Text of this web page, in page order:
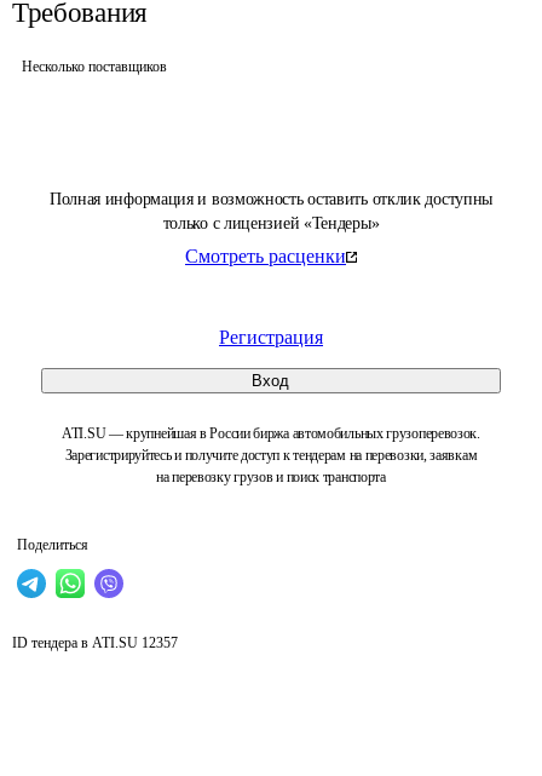
Полная информация и возможность оставить отклик доступны
только с лицензией «Тендеры»
Смотреть расценки
Регистрация
Вход
ATI.SU — крупнейшая в России биржа автомобильных грузоперевозок.
Зарегистрируйтесь и получите доступ к тендерам на перевозки, заявкам
на перевозку грузов и поиск транспорта
Поделиться
Требования
Несколько поставщиков
ID тендера в ATI.SU 12357